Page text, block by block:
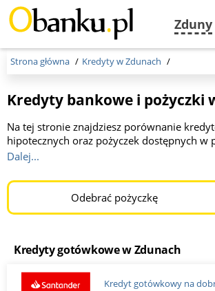
Zduny
Menu
Strona główna Kredyty w Zdunach
Kredyty bankowe i pożyczki
Na tej stronie znajdziesz porównanie
hipotecznych oraz pożyczek dostępnych w
w Zdunach w 2026 roku. Prezentujemy
banków i firm pożyczkowych. Pomagamy
opcję finansowania dopasowaną do
do 300 000 zł, okres kredytowania od 1 do
Dalej...
Odebrać pożyczkęMenu
Burger
Kredyty gotówkowe w Zdunach
Kredyt gotówkowy na